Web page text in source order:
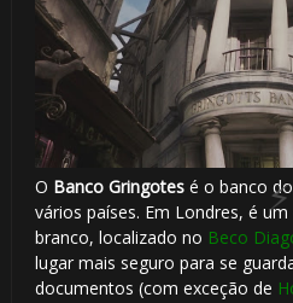
O Banco Gringotesé o banco
vários países. Em Londres, é
branco, localizado no Beco
lugar mais seguro para se
documentos (com exceção de